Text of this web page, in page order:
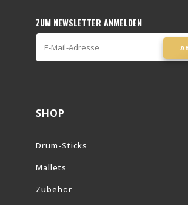
ZUM NEWSLETTER ANMELDEN
SHOP
Drum-Sticks
Mallets
Zubehör